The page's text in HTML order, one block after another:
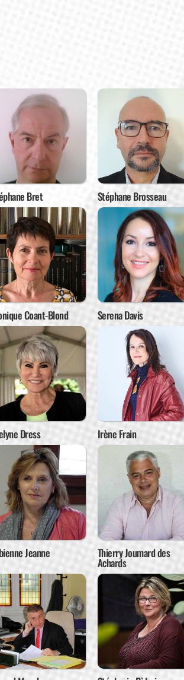
Bret Stéphane Brosseau
Coant-Blond Serena Davis
Dress Irène Frain
Jeanne Thierry Joumard des
Achards